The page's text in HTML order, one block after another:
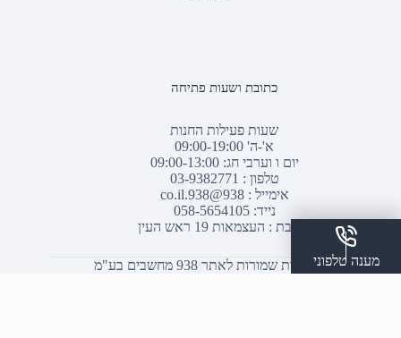
כתובת ושעות פתיחה
שעות פעילות החנות
א'-ה' 09:00-19:00
יום ו וערבי חג: 09:00-13:00
טלפון : 03-9382771
אימייל :938@938.co.il
נייד: 058-5654105
כתובת : העצמאות 19 ראש העין
© כל הזכויות שמורות לאתר 938 מחשבים בע"מ
מענה טלפוני